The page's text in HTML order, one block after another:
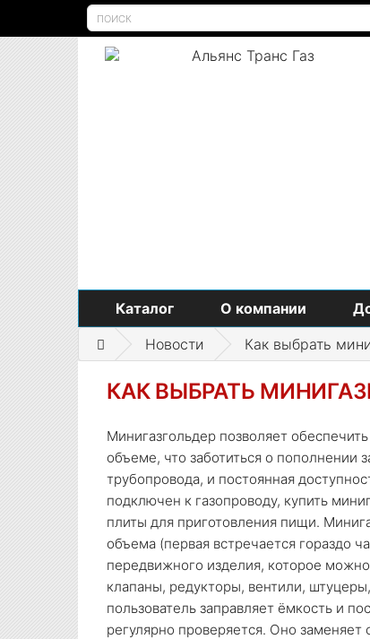
Каталог О компании
Новости
Как выбрать
КАК ВЫБРАТЬ
Минигазгольдер позволяет
объеме, что заботиться о пополнении
трубопровода, и постоянная
подключен к газопроводу, купить
плиты для приготовления пищи.
объема (первая встречается гораздо
передвижного изделия, которое
клапаны, редукторы, вентили,
пользователь заправляет ёмкость и
регулярно проверяется. Оно